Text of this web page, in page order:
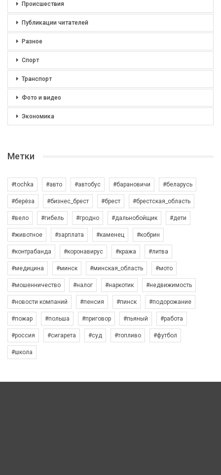
Происшествия
Публикации читателей
Разное
Спорт
Транспорт
Фото и видео
Экономика
Метки
#tochka #авто #автобус #барановичи #беларусь
#берёза #бизнес_брест #брест #брестская_область
#вело #гибель #гродно #дальнобойщик #дети
#животное #зарплата #каменец #кобрин
#контрабанда #коронавирус #кража #литва
#медицина #минск #минская_область #мото
#мошенничество #налог #наркотик #недвижимость
#новости компаний #пенсия #пинск #подорожание
#пожар #польша #приговор #пьяный #работа
#россия #сигарета #суд #топливо #футбол
#школа